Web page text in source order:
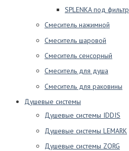
SPLENKA под фильтр
Смеситель нажимной
Смеситель шаровой
Смеситель сенсорный
Смеситель для душа
Смеситель для раковины
Душевые системы
Душевые системы IDDIS
Душевые системы LEMARK
Душевые системы ZORG